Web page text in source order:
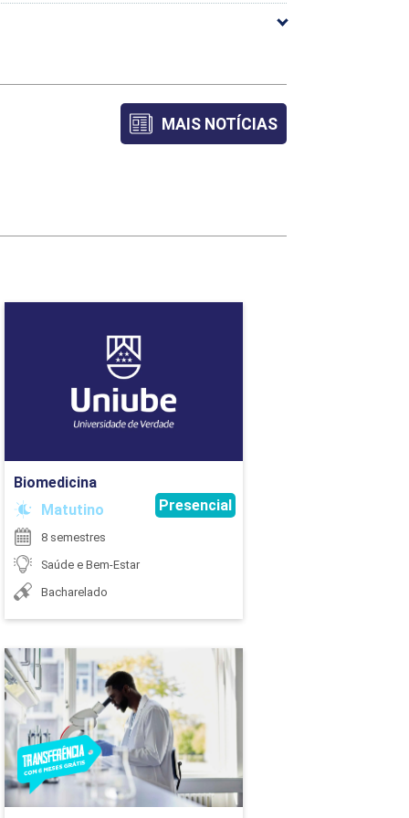
81
51
96
72
42
0
54
MAIS NOTÍCIAS
Biomedicina
Matutino
Presencial
8 semestres
Saúde e Bem-Estar
Bacharelado
Detalhes do curso
Biomedicina
Detalhes do curso
Ir para Inscrição